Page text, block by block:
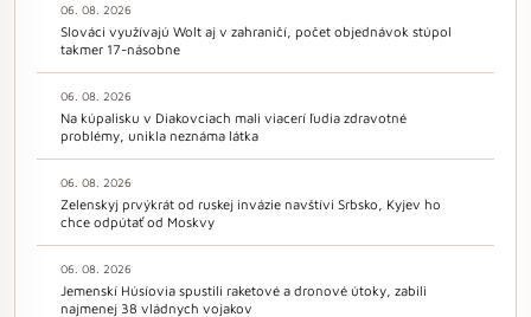
06. 08. 2026
Slováci využívajú Wolt aj v zahraničí, počet objednávok stúpol
takmer 17-násobne
06. 08. 2026
Na kúpalisku v Diakovciach mali viacerí ľudia zdravotné
problémy, unikla neznáma látka
06. 08. 2026
Zelenskyj prvýkrát od ruskej invázie navštívi Srbsko, Kyjev ho
chce odpútať od Moskvy
06. 08. 2026
Jemenskí Húsíovia spustili raketové a dronové útoky, zabili
najmenej 38 vládnych vojakov